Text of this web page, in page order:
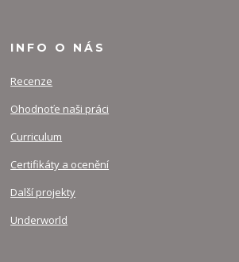
INFO O NÁS
Recenze
Ohodnoťe naši práci
Curriculum
Certifikáty a ocenění
Další projekty
Underworld